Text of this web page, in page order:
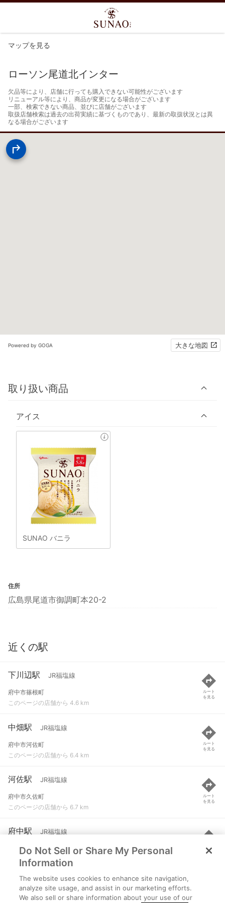
マップを見る
ローソン尾道北インター
欠品等により、店舗に行っても購入できない可能性がございます
リニューアル等により、商品が変更になる場合がございます
一部、検索できない商品、並びに店舗がございます
取扱店舗検索は過去の出荷実績に基づくものであり、最新の取扱状況とは異
なる場合がございます
Powered by GOGA 大きな地図
取り扱い商品
アイス
SUNAO バニラ
住所
広島県尾道市御調町本20-2
近くの駅
下川辺駅 JR福塩線
府中市篠根町
このページの店舗から 4.6 km
ルート
を見る
中畑駅 JR福塩線
府中市河佐町
このページの店舗から 6.4 km
ルート
を見る
河佐駅 JR福塩線
府中市久佐町
このページの店舗から 6.7 km
ルート
を見る
府中駅 JR福塩線
府中市府川町
このページの店舗から 8 km
ルート
を見る
鵜飼駅 JR福塩線
府中市鵜飼町
Do Not Sell or Share My Personal
Information
The website uses cookies to enhance site navigation,
analyze site usage, and assist in our marketing efforts.
We also sell or share information about your use of our